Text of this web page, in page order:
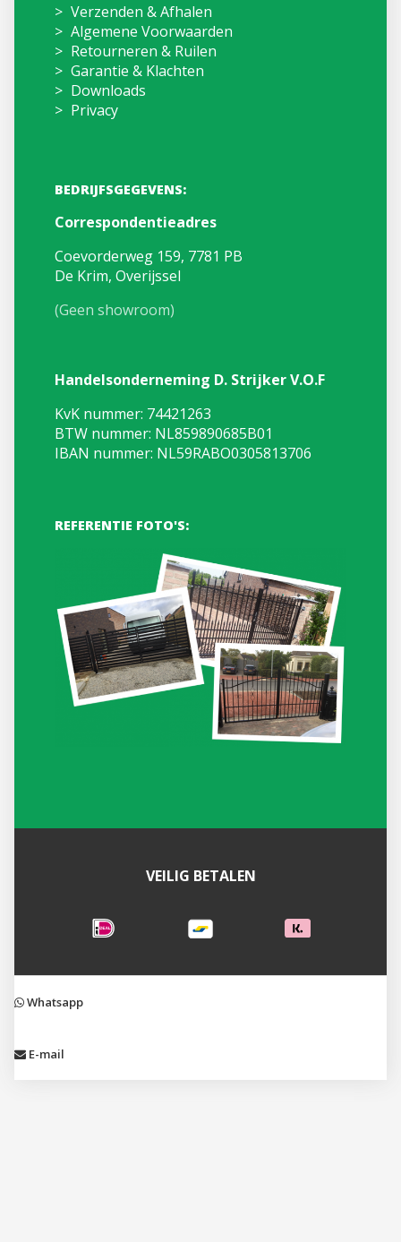
Verzenden & Afhalen
Algemene Voorwaarden
Retourneren & Ruilen
Garantie & Klachten
Downloads
Privacy
BEDRIJFSGEGEVENS:
Correspondentieadres
Coevorderweg 159, 7781 PB
De Krim, Overijssel
(Geen showroom)
Handelsonderneming D. Strijker V.O.F
KvK nummer: 74421263
BTW nummer: NL859890685B01
IBAN nummer: NL59RABO0305813706
REFERENTIE FOTO'S:
VEILIG BETALEN
Whatsapp
E-mail